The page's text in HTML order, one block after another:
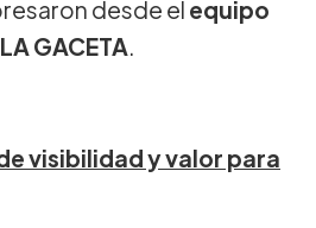
desde el equipo
GACETA.
visibilidad y valor para